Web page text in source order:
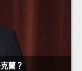
蘭？